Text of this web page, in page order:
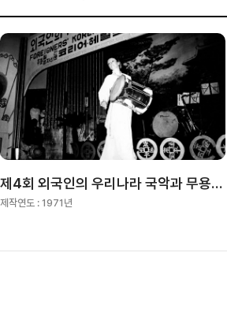
제4회 외국인의 우리나라 국악과 무용, 가요경연대회
제작연도 : 1971년